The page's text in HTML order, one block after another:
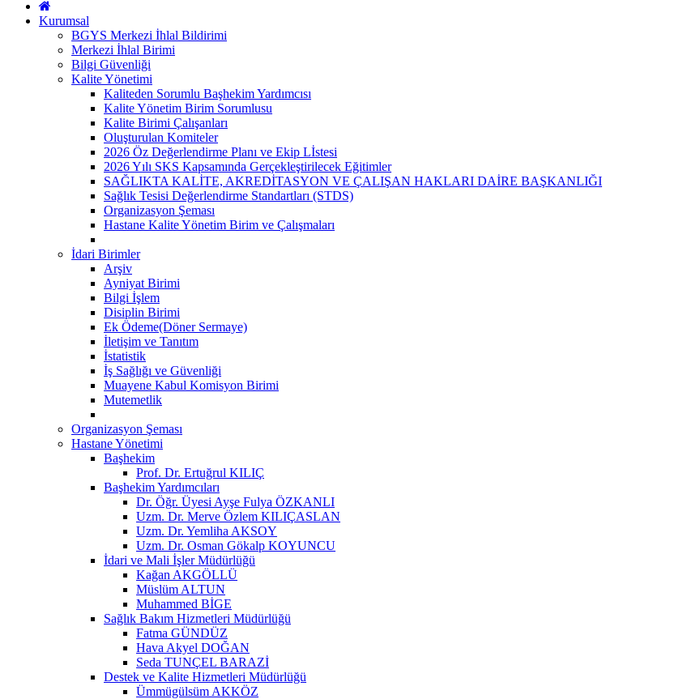
Kurumsal
BGYS Merkezi İhlal Bildirimi
Merkezi İhlal Birimi
Bilgi Güvenliği
Kalite Yönetimi
Kaliteden Sorumlu Başhekim Yardımcısı
Kalite Yönetim Birim Sorumlusu
Kalite Birimi Çalışanları
Oluşturulan Komiteler
2026 Öz Değerlendirme Planı ve Ekip Lİstesi
2026 Yılı SKS Kapsamında Gerçekleştirilecek Eğitimler
SAĞLIKTA KALİTE, AKREDİTASYON VE ÇALIŞAN HAKLARI DAİRE BAŞKANLIĞI
Sağlık Tesisi Değerlendirme Standartları (STDS)
Organizasyon Şeması
Hastane Kalite Yönetim Birim ve Çalışmaları
İdari Birimler
Arşiv
Ayniyat Birimi
Bilgi İşlem
Disiplin Birimi
Ek Ödeme(Döner Sermaye)
İletişim ve Tanıtım
İstatistik
İş Sağlığı ve Güvenliği
Muayene Kabul Komisyon Birimi
Mutemetlik
Organizasyon Şeması
Hastane Yönetimi
Başhekim
Prof. Dr. Ertuğrul KILIÇ
Başhekim Yardımcıları
Dr. Öğr. Üyesi Ayşe Fulya ÖZKANLI
Uzm. Dr. Merve Özlem KILIÇASLAN
Uzm. Dr. Yemliha AKSOY
Uzm. Dr. Osman Gökalp KOYUNCU
İdari ve Mali İşler Müdürlüğü
Kağan AKGÖLLÜ
Müslüm ALTUN
Muhammed BİGE
Sağlık Bakım Hizmetleri Müdürlüğü
Fatma GÜNDÜZ
Hava Akyel DOĞAN
Seda TUNÇEL BARAZİ
Destek ve Kalite Hizmetleri Müdürlüğü
Ümmügülsüm AKKÖZ